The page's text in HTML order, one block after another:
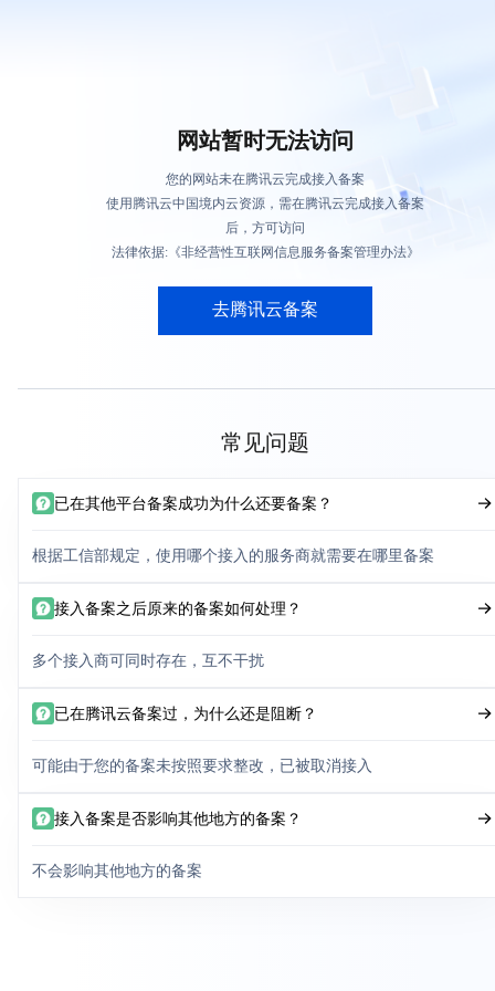
网站暂时无法访问
您的网站未在腾讯云完成接入备案
使用腾讯云中国境内云资源，需在腾讯云完成接入备案
后，方可访问
法律依据:《非经营性互联网信息服务备案管理办法》
去腾讯云备案
常见问题
已在其他平台备案成功为什么还要备案？
根据工信部规定，使用哪个接入的服务商就需要在哪里备案
接入备案之后原来的备案如何处理？
多个接入商可同时存在，互不干扰
已在腾讯云备案过，为什么还是阻断？
可能由于您的备案未按照要求整改，已被取消接入
接入备案是否影响其他地方的备案？
不会影响其他地方的备案